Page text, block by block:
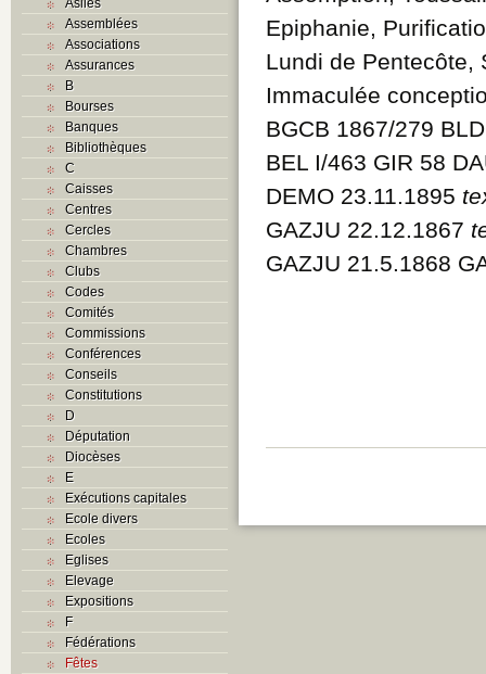
Assemblées
Associations
Assurances
B
Bourses
Banques
Bibliothèques
C
Caisses
Centres
Cercles
Chambres
Clubs
Codes
Comités
Commissions
Conférences
Conseils
Constitutions
D
Députation
Diocèses
E
Exécutions capitales
Ecole divers
Ecoles
Eglises
Elevage
Expositions
F
Fédérations
Fêtes
Epiphanie,
Lundi de Pentecôte,
Immaculée
BGCB 1867/279
BEL I/463 GIR 58
DEMO 23.11.1895
GAZJU 22.12.1867
GAZJU 21.5.1868